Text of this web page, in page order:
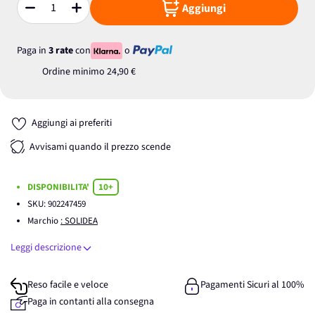
Quantità Aggiungi
Paga in 3 ratecon
o
Ordine minimo 24,90 €
Aggiungi ai preferiti
Avvisami quando il prezzo scende
DISPONIBILITA'
10+
SKU:902247459
Marchio : SOLIDEA
Leggi descrizione
Reso facile e veloce
Pagamenti Sicuri al 100%
Paga in contanti alla consegna